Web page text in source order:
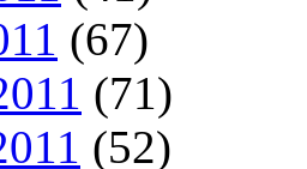
(67)
(71)
(52)